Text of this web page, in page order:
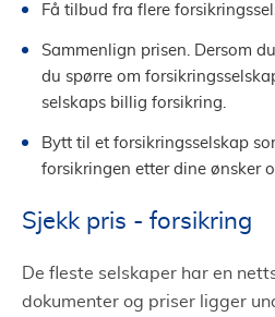
Få tilbud fra flere
Sammenlign prisen. Dersom
du spørre om
selskaps billig forsikring.
Bytt til et forsikringsselskap
forsikringen etter dine ønsker
Sjekk pris - forsikring
De fleste selskaper har en
dokumenter og priser ligger